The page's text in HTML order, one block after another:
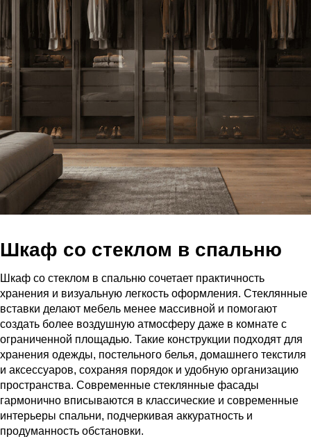
Шкаф со стеклом в спальню
Шкаф со стеклом в спальню сочетает практичность
хранения и визуальную легкость оформления. Стеклянные
вставки делают мебель менее массивной и помогают
создать более воздушную атмосферу даже в комнате с
ограниченной площадью. Такие конструкции подходят для
хранения одежды, постельного белья, домашнего текстиля
и аксессуаров, сохраняя порядок и удобную организацию
пространства. Современные стеклянные фасады
гармонично вписываются в классические и современные
интерьеры спальни, подчеркивая аккуратность и
продуманность обстановки.